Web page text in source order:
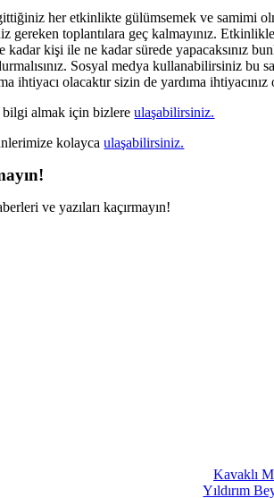
her etkinlikte gülümsemek ve samimi
toplantılara geç kalmayınız.
kadar kişi ile ne kadar sürede yapacaksınız
Sosyal medya kullanabilirsiniz bu
olacaktır sizin de yardıma
bilgi almak için bizlereulaşabilirsiniz.
kolaycaulaşabilirsiniz.
ve yazıları kaçırmayın!
Kavaklı
Yıldırım